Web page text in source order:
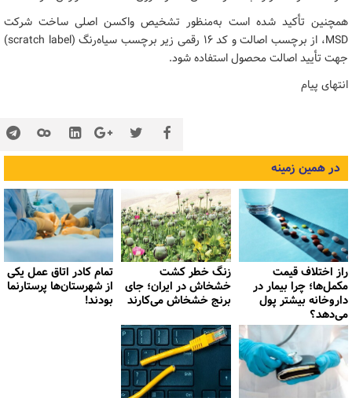
همچنین تأکید شده است به‌منظور تشخیص واکسن اصلی ساخت شرکت
MSD، از برچسب اصالت و کد ۱۶ رقمی زیر برچسب سیاه‌رنگ (scratch label)
جهت تأیید اصالت محصول استفاده شود.
انتهای پیام
در همین زمینه
راز اختلاف قیمت
مکمل‌ها؛ چرا بیمار در
داروخانه بیشتر پول
می‌دهد؟
زنگ خطر کشت
خشخاش در ایران؛ جای
برنج خشخاش می‌کارند
تمام کادر اتاق عمل یکی
از شهرستان‌ها پرستارنما
بودند!